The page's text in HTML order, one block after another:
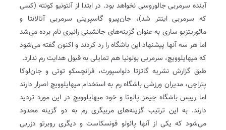
آینده سرمربی جالوروسی نخواهد بود. در ابتدا از آنتونیو کونته (کسی
که سرمربی اینتر شد)، جان‌پیرو گاسپرینی سرمربی آتالانتا و
مائوریتزیو ساری به عنوان گزینه‌های جانشینی رانیری نام برده می‌شد
اما هر سه آنها پیشنهاد این باشگاه را رد کردند و اکنون گفته می‌شود
که میهایلوویچ، سرمربی بولونیا هم تمایلی به قبول هدایت رم ندارد.
طبق گزارش نشریه گاتزتا دلواسپورت، فرانچسکو توتی و جان‌لوکا
پتراچی، مدیران ورزشی باشگاه رم به استخدام میهایلوویچ اصرار دارند
اما رییس باشگاه جیمز پالوتا و خود میهایلوویچ در این مورد تردید
دارند. به این ترتیب گزینه‌های مربیگری رم به دو گزینه محدود
می‌شود که یکی از آنها پائولو فونسکاست و دیگری روبرتو دزربی